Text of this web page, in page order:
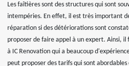
Les faîtières sont des structures qui sont
intempéries. En effet, il est très important
réparation si des détériorations sont
proposer de faire appel à un expert. Ainsi, il
à IC Renovation qui a beaucoup
peut proposer des tarifs qui sont abordables